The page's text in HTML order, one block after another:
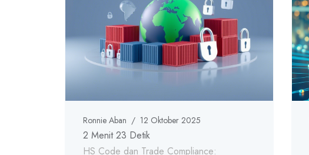
Ronnie Aban / 12 Oktober 2025
2 Menit 23 Detik
HS Code dan Trade Compliance: